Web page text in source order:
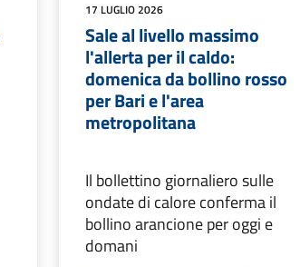
17 LUGLIO 2026
Sale al livello massimo
l'allerta per il caldo:
domenica da bollino rosso
per Bari e l'area
metropolitana
Il bollettino giornaliero sulle
ondate di calore conferma il
bollino arancione per oggi e
domani